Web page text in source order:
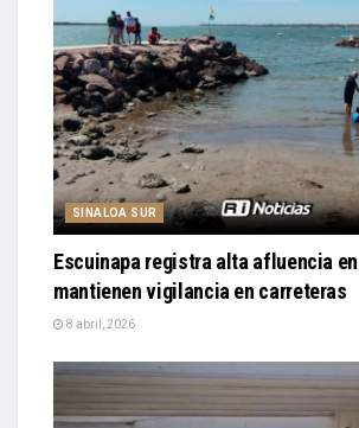
SINALOA SUR
Escuinapa registra alta afluencia
mantienen vigilancia en carreteras
8 abril, 2026